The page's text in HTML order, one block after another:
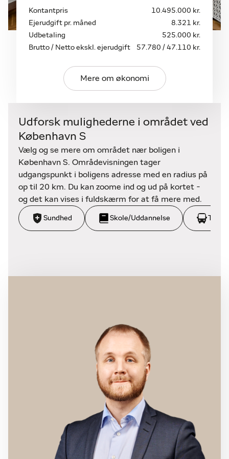
I flytter ind i det klassiske billede på en
københavnerejendom med sine røde mursten,
søjler af karnapper samt store dannebrogsvinduer,
der trækker udsigt og lys ind i ejendommens
1917 og ligger i en karré, som indrammer et
hyggeligt, lukket gårdmiljø. Som beboer i
ejendommen indgår I i en forening uden fælleslån
og en lav fællesudgift.
Området
Lejlighedens beliggenhed er helt fantastisk, klos op
ad det historiske Christianshavn og med hele det
summende Amagerbro for jeres fødder. Her
omgiver I jer med caféer, restauranter og butikker,
Amager Centret ligger lige rundt om hjørnet, og det
samme gør Amagerbro Metrostation. Få skridt fra
gadedøren har I tilgang til grønne åndehuller i form
af Christianshavns Vold og Stadsgraven, og så
placerer I jer selvsagt i cykelafstand fra alt, hvad
Kontantpris
10.495.000 kr.
Ejerudgift pr. måned
8.321 kr.
Udbetaling
525.000 kr.
Brutto / Netto ekskl. ejerudgift
57.780 / 47.110 kr.
Mere om økonomi
Udforsk mulighederne i området ved
København S
Vælg og se mere om området nær boligen i
København S. Områdevisningen tager
udgangspunkt i boligens adresse med en radius på
op til 20 km. Du kan zoome ind og ud på kortet -
og det kan vises i fuldskærm for at få mere med.
Sundhed Skole/Uddannelse